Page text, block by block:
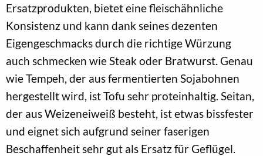
Ersatzprodukten, bietet eine fleischähnliche
Konsistenz und kann dank seines dezenten
Eigengeschmacks durch die richtige Würzung
auch schmecken wie Steak oder Bratwurst. Genau
wie Tempeh, der aus fermentierten Sojabohnen
hergestellt wird, ist Tofu sehr proteinhaltig. Seitan,
der aus Weizeneiweiß besteht, ist etwas bissfester
und eignet sich aufgrund seiner faserigen
Beschaffenheit sehr gut als Ersatz für Geflügel.